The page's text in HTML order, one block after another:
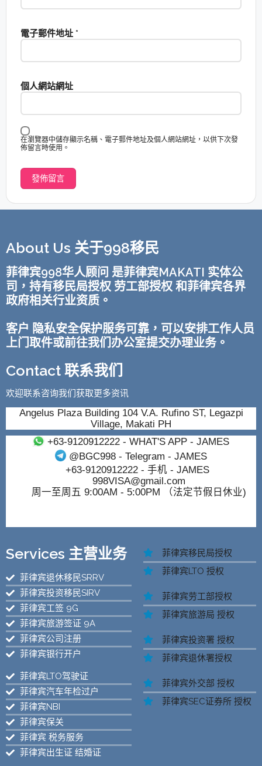
電子郵件地址 *
個人網站網址
在瀏覽器中儲存顯示名稱、電子郵件地址及個人網站網址，以供下次發
佈留言時使用。
About Us 关于998移民
菲律宾998华人顾问 是菲律宾MAKATI 实体公
司，持有移民局授权 劳工部授权 和菲律宾各界
政府相关行业资质。
客户 隐私安全保护服务可靠，可以安排工作人员
上门取件或前往我们办公室提交办理业务。
Contact 联系我们
欢迎联系咨询我们获取更多资讯
Angelus Plaza Building 104 V.A. Rufino ST, Legazpi
Village, Makati PH
+63-9120912222- WHAT'S APP - JAMES
@BGC998 - Telegram - JAMES
+63-9120912222- 手机 - JAMES
998VISA@gmail.com
周一至周五 9:00AM - 5:00PM （法定节假日休业)
Services 主营业务
菲律宾退休移民SRRV
菲律宾投资移民SIRV
菲律宾工签 9G
菲律宾旅游签证 9A
菲律宾公司注册
菲律宾银行开户
菲律宾LTO驾驶证
菲律宾汽车年检过户
菲律宾NBI
菲律宾保关
菲律宾 税务服务
菲律宾出生证 结婚证
菲律宾移民局授权
菲律宾LTO 授权
菲律宾劳工部授权
菲律宾旅游局 授权
菲律宾投资署 授权
菲律宾退休署授权
菲律宾外交部 授权
菲律宾SEC证券所 授权